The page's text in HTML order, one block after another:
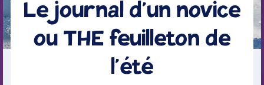
Le journal d’un novice
ou THE feuilleton de
l’été